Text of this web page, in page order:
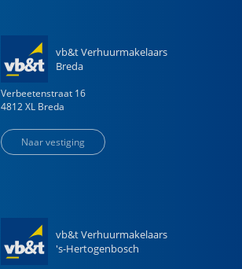
vb&t Verhuurmakelaars
Breda
Verbeetenstraat 16
4812 XL Breda
Naar vestiging
vb&t Verhuurmakelaars
's-Hertogenbosch